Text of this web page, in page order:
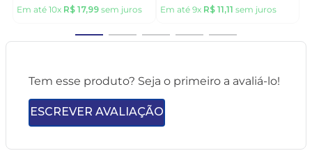
Em até 10x R$ 17,99 sem juros Em até 9x R$ 11,11 sem juros
Tem esse produto? Seja o primeiro a avaliá-lo!
ESCREVER AVALIAÇÃO